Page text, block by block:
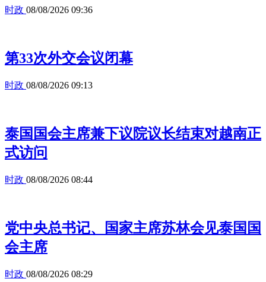
时政 08/08/2026 09:36
第33次外交会议闭幕
时政 08/08/2026 09:13
泰国国会主席兼下议院议长结束对越南正
式访问
时政 08/08/2026 08:44
党中央总书记、国家主席苏林会见泰国国
会主席
时政 08/08/2026 08:29